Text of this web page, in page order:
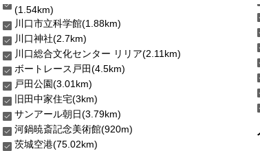
(1.54km)
川口市立科学館(1.88km)
川口神社(2.7km)
川口総合文化センター リリア(2.11km)
ボートレース戸田(4.5km)
戸田公園(3.01km)
旧田中家住宅(3km)
サンアール朝日(3.79km)
河鍋暁斎記念美術館(920m)
茨城空港(75.02km)